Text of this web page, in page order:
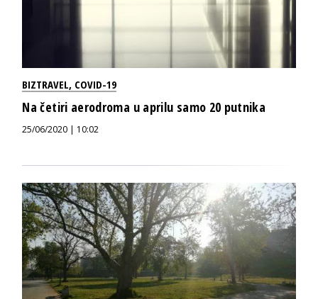
BIZTRAVEL, COVID-19
Na četiri aerodroma u aprilu samo 20 putnika
25/06/2020 | 10:02